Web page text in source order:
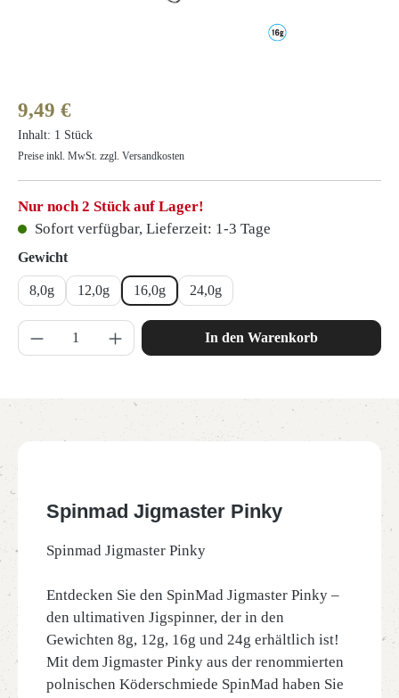
Regulärer Preis:
9,49 €
Inhalt: 1 Stück
Preise inkl. MwSt. zzgl. Versandkosten
Nur noch 2 Stück auf Lager!
Sofort verfügbar, Lieferzeit: 1-3 Tage
Gewichtauswählen
8,0g 12,0g 16,0g 24,0g
Produkt Anzahl: Gib den gewünschten Wert
In den Warenkorb
Spinmad Jigmaster Pinky
Spinmad Jigmaster Pinky
Entdecken Sie den SpinMad Jigmaster Pinky –
den ultimativen Jigspinner, der in den
Gewichten 8g, 12g, 16g und 24g erhältlich ist!
Mit dem Jigmaster Pinky aus der renommierten
polnischen Köderschmiede SpinMad haben Sie